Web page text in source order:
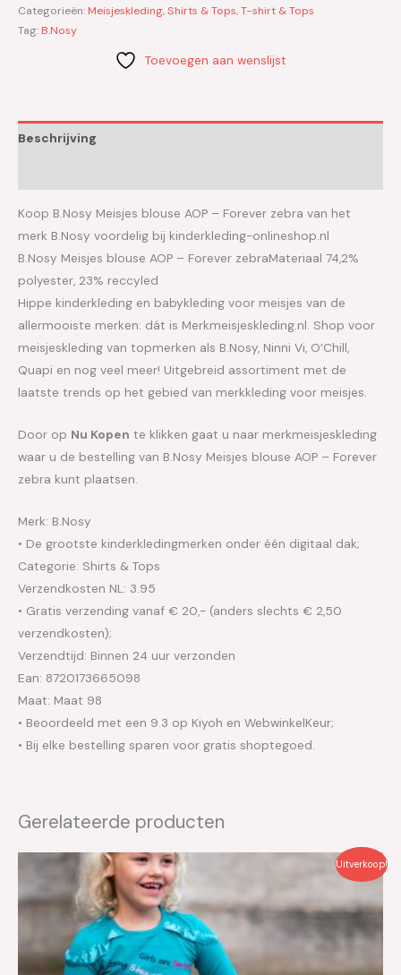
Categorieën: Meisjeskleding,Shirts & Tops,T-shirt & Tops
Tag: B.Nosy
Toevoegen aan wenslijst
Beschrijving
Koop B.Nosy Meisjes blouse AOP – Forever zebra van het
merk B.Nosy voordelig bij kinderkleding-onlineshop.nl
B.Nosy Meisjes blouse AOP – Forever zebraMateriaal 74,2%
polyester, 23% reccyled
Hippe kinderkleding en babykleding voor meisjes van de
allermooiste merken: dát is Merkmeisjeskleding.nl. Shop voor
meisjeskleding van topmerken als B.Nosy, Ninni Vi, O’Chill,
Quapi en nog veel meer! Uitgebreid assortiment met de
laatste trends op het gebied van merkkleding voor meisjes.
Door op Nu Kopen te klikken gaat u naar merkmeisjeskleding
waar u de bestelling van B.Nosy Meisjes blouse AOP – Forever
zebra kunt plaatsen.
Merk: B.Nosy
• De grootste kinderkledingmerken onder één digitaal dak;
Categorie: Shirts & Tops
Verzendkosten NL: 3.95
• Gratis verzending vanaf € 20,- (anders slechts € 2,50
verzendkosten);
Verzendtijd: Binnen 24 uur verzonden
Ean: 8720173665098
Maat: Maat 98
• Beoordeeld met een 9.3 op Kiyoh en WebwinkelKeur;
• Bij elke bestelling sparen voor gratis shoptegoed.
Gerelateerde producten
Uitverkoop!
Oorspronkelijke
was:
€26.95.
Huidige
prijs
is:
€13.50.